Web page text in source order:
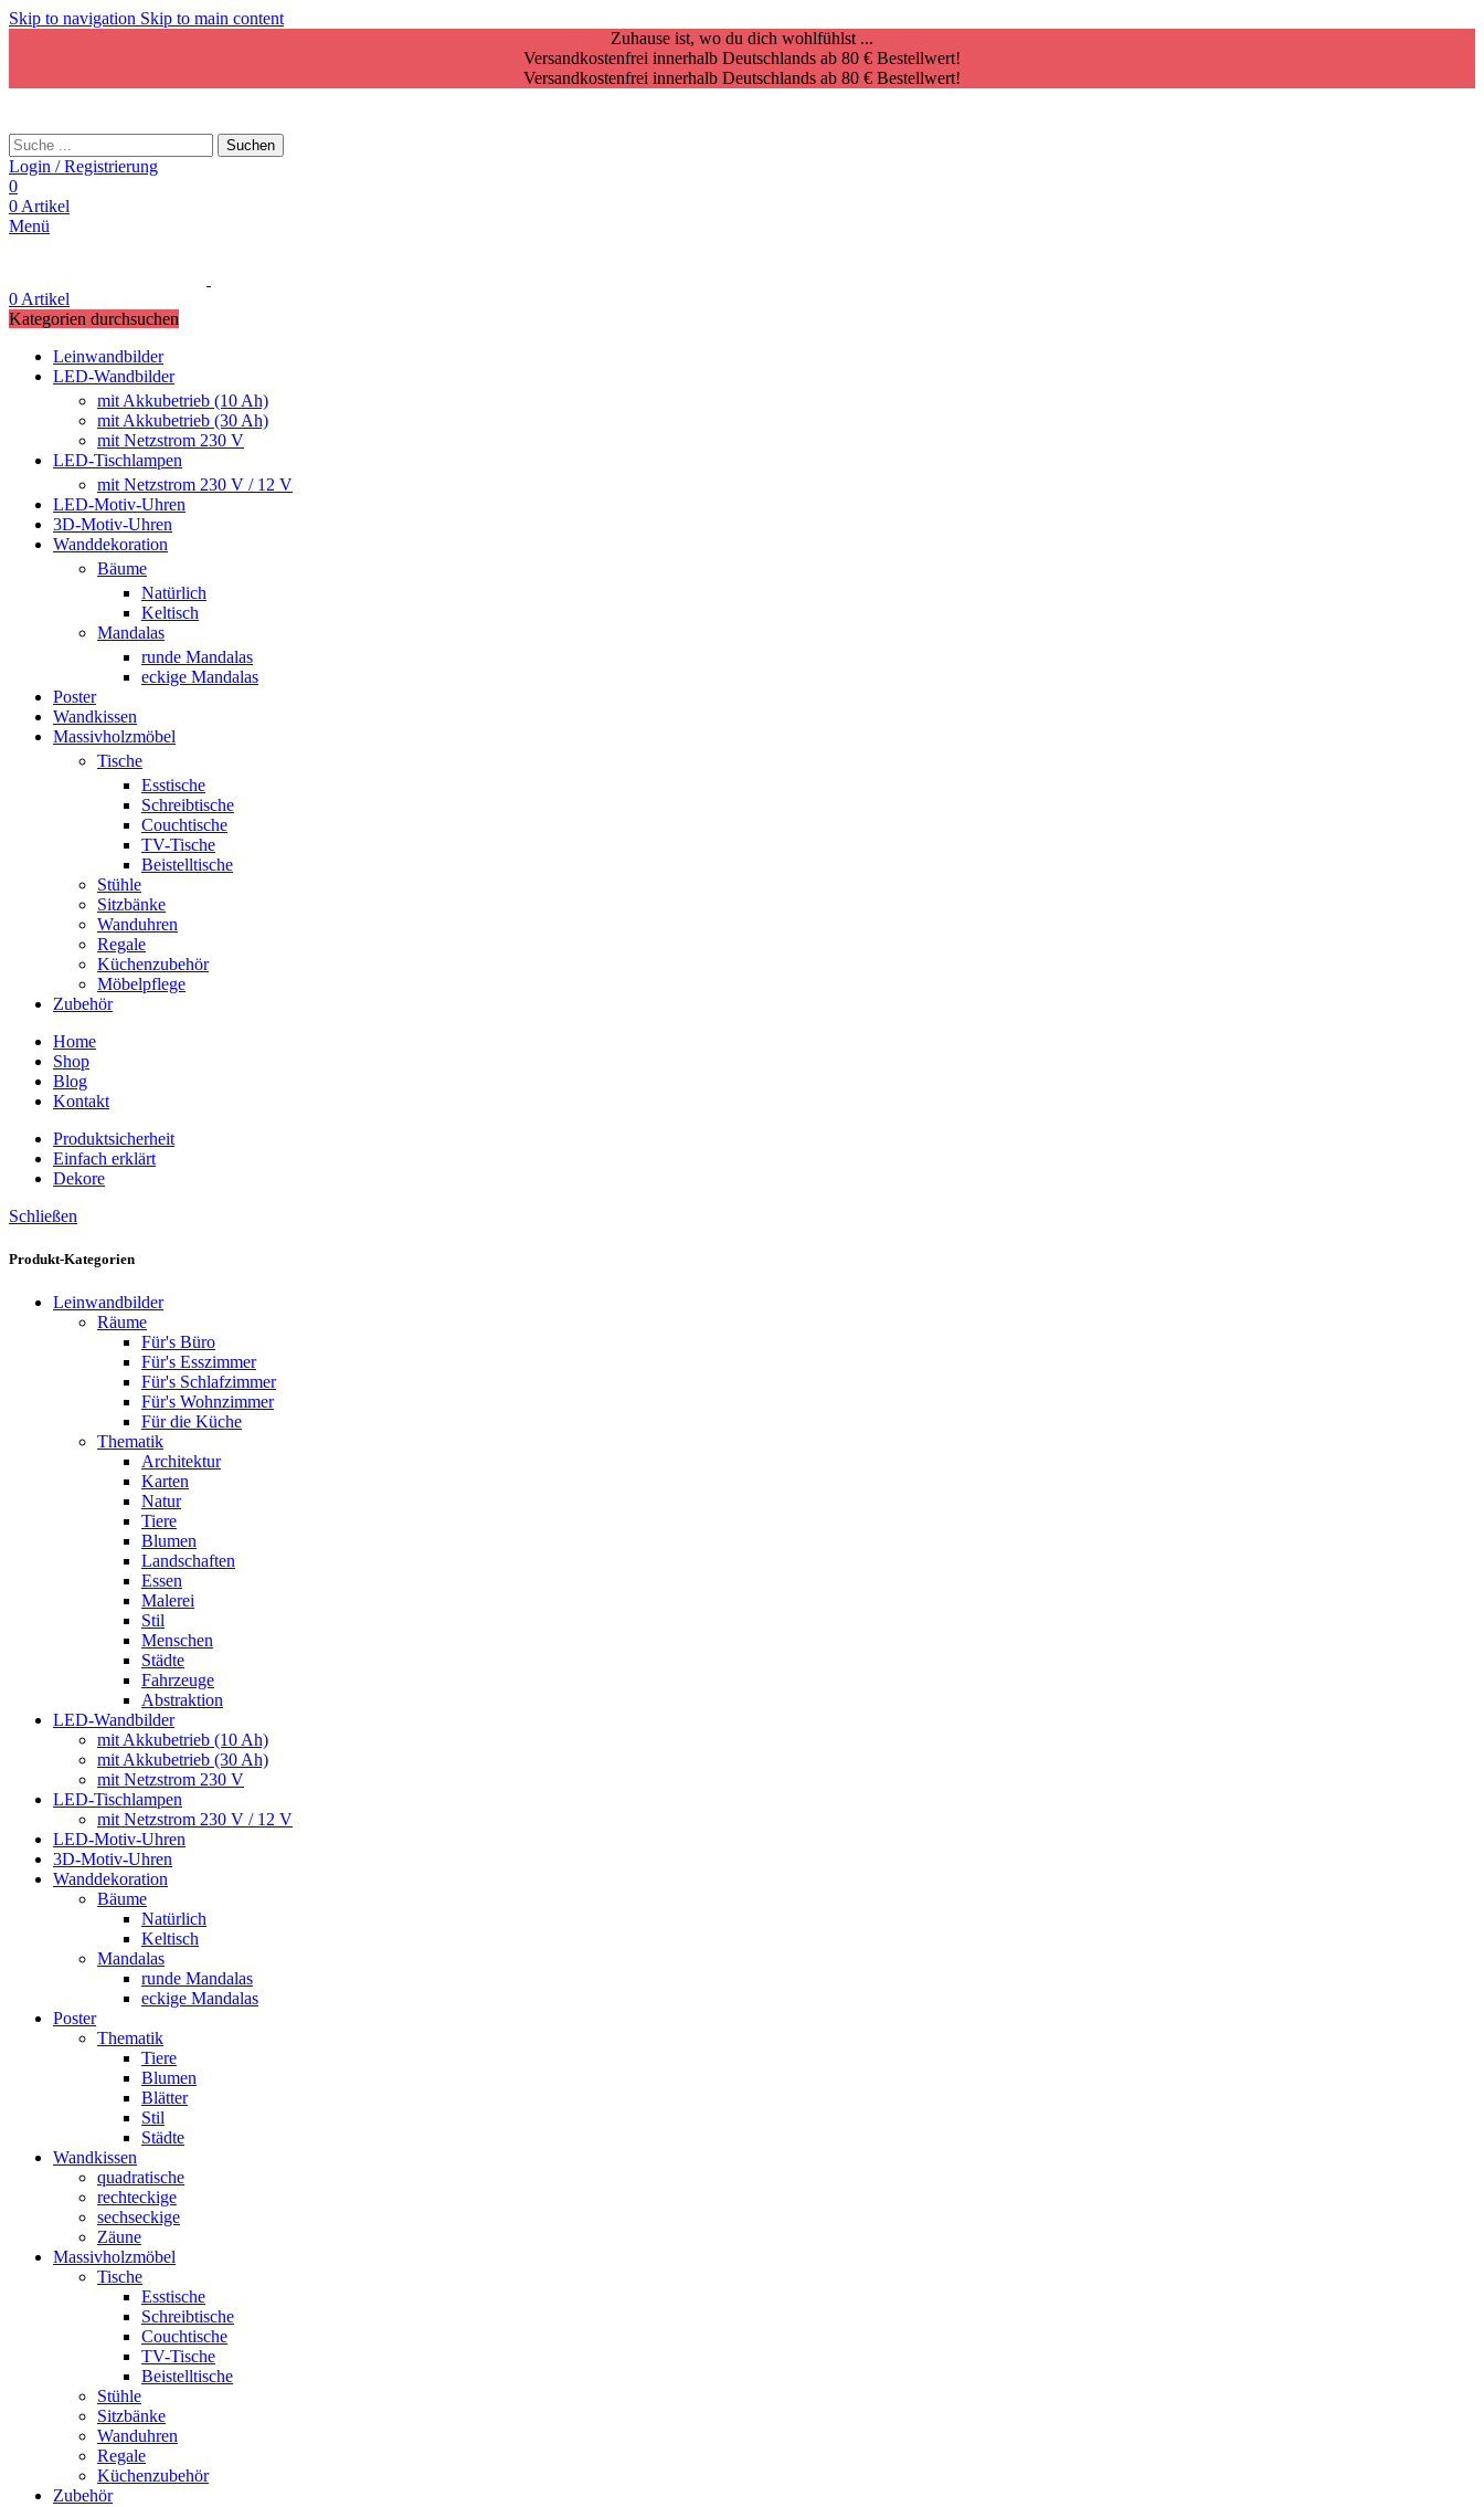
Skip to navigation Skip to main content
Zuhause ist, wo du dich wohlfühlst ...
Versandkostenfrei innerhalb Deutschlands ab 80 € Bestellwert!
Versandkostenfrei innerhalb Deutschlands ab 80 € Bestellwert!
Suchen
Login / Registrierung
0
0 Artikel
Menü
0 Artikel
Kategorien durchsuchen
Leinwandbilder
LED-Wandbilder
mit Akkubetrieb (10 Ah)
mit Akkubetrieb (30 Ah)
mit Netzstrom 230 V
LED-Tischlampen
mit Netzstrom 230 V / 12 V
LED-Motiv-Uhren
3D-Motiv-Uhren
Wanddekoration
Bäume
Natürlich
Keltisch
Mandalas
runde Mandalas
eckige Mandalas
Poster
Wandkissen
Massivholzmöbel
Tische
Esstische
Schreibtische
Couchtische
TV-Tische
Beistelltische
Stühle
Sitzbänke
Wanduhren
Regale
Küchenzubehör
Möbelpflege
Zubehör
Home
Shop
Blog
Kontakt
Produktsicherheit
Einfach erklärt
Dekore
Schließen
Produkt-Kategorien
Leinwandbilder
Räume
Für's Büro
Für's Esszimmer
Für's Schlafzimmer
Für's Wohnzimmer
Für die Küche
Thematik
Architektur
Karten
Natur
Tiere
Blumen
Landschaften
Essen
Malerei
Stil
Menschen
Städte
Fahrzeuge
Abstraktion
LED-Wandbilder
mit Akkubetrieb (10 Ah)
mit Akkubetrieb (30 Ah)
mit Netzstrom 230 V
LED-Tischlampen
mit Netzstrom 230 V / 12 V
LED-Motiv-Uhren
3D-Motiv-Uhren
Wanddekoration
Bäume
Natürlich
Keltisch
Mandalas
runde Mandalas
eckige Mandalas
Poster
Thematik
Tiere
Blumen
Blätter
Stil
Städte
Wandkissen
quadratische
rechteckige
sechseckige
Zäune
Massivholzmöbel
Tische
Esstische
Schreibtische
Couchtische
TV-Tische
Beistelltische
Stühle
Sitzbänke
Wanduhren
Regale
Küchenzubehör
Zubehör